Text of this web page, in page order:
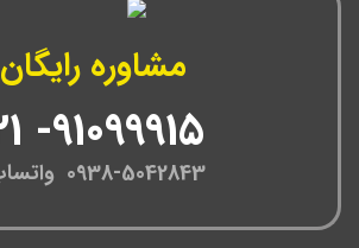
مشاوره رایگان
0938-5042843 واتساپ